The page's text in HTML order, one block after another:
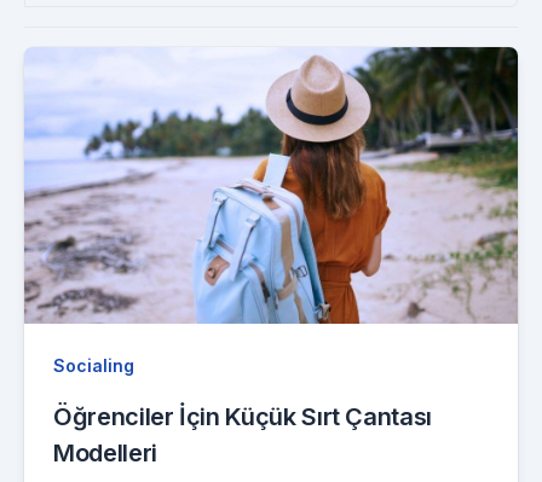
Socialing
Öğrenciler İçin Küçük Sırt Çantası
Modelleri